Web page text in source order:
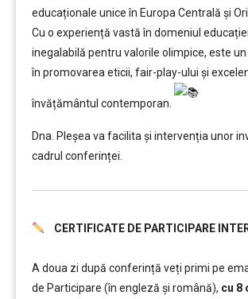
educaționale unice în Europa Centrală și
Cu o experiență vastă în domeniul
inegalabilă pentru valorile olimpice, este
în promovarea eticii, fair-play-ului și
învățământul contemporan.
Dna. Pleșea va facilita și intervenția unor
cadrul conferinței.
CERTIFICATE DE PARTICIPARE
A doua zi după conferință veți primi pe
de Participare (în engleză și română), cu 8